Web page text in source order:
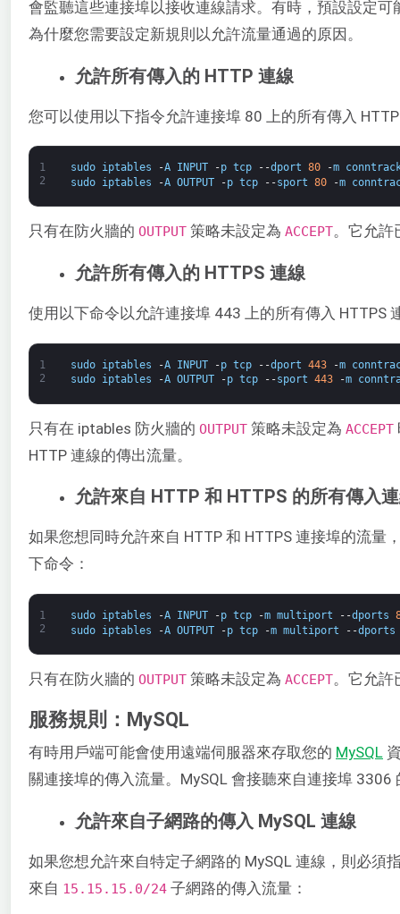
會監聽這些連接埠以接收連線請求。有時，預設設定
為什麼您需要設定新規則以允許流量通過的原因。
允許所有傳入的 HTTP 連線
您可以使用以下指令允許連接埠 80 上的所有傳入
1
2
sudo iptables -A INPUT -p tcp --dport 80 -m
sudo
iptables -A OUTPUT -p tcp --sport 80 -m
只有在防火牆的 ​ OUTPUT​ 策略未設定為 ACCEPT。它允許
允許所有傳入的 HTTPS 連線
使用以下命令以允許連接埠 443 上的所有傳入 HTTPS
1
2
sudo iptables -A INPUT -p tcp --dport 443 -m
sudo
iptables -A OUTPUT -p tcp --sport 443 -m
只有在 iptables 防火牆的 ​ OUTPUT ​ 策略未設定為 ACCEPT
HTTP 連線的傳出流量。
允許來自 HTTP 和 HTTPS 的所有傳入
如果您想同時允許來自 HTTP 和 HTTPS 連接埠的流
下命令：
1
2
sudo iptables -A INPUT -p tcp -m multiport --dports
sudo
iptables -A OUTPUT -p tcp -m multiport --dports
只有在防火牆的 ​ OUTPUT ​ 策略未設定為 ACCEPT​。它允許
服務規則：MySQL
有時用戶端可能會使用遠端伺服器來存取您的 ​ MySQL
關連接埠的傳入流量。MySQL 會接聽來自連接埠 3306
允許來自子網路的傳入 MySQL 連線
如果您想允許來自特定子網路的 MySQL 連線，則必
來自 15.15.15.0/24 ​ 子網路的傳入流量：